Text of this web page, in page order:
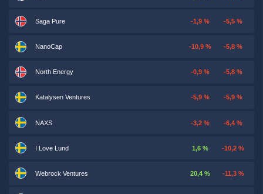
Saga Pure -1,9 % -5,5 %
NanoCap -10,9 % -5,8 %
North Energy -0,9 % -5,8 %
Katalysen Ventures -5,9 % -5,9 %
NAXS -3,2 % -6,4 %
I Love Lund 1,6 % -10,2 %
Webrock Ventures 20,4 % -11,3 %